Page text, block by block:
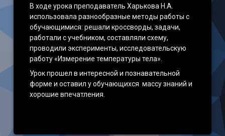
В ходе урока преподаватель Харькова Н.А.
использовала разнообразные методы работы с
обучающимися: решали кроссворды, задачи,
работали с учебником, составляли схему,
проводили эксперименты, исследовательскую
работу «Измерение температуры тела».
Урок прошел в интересной и познавательной
форме и оставил у обучающихся массу знаний и
хорошие впечатления.